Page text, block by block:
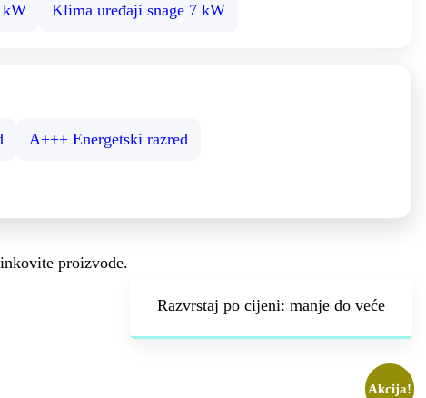
kW Klima uređaji snage 7 kW
A+++ Energetski razred
proizvode.
Akcija!